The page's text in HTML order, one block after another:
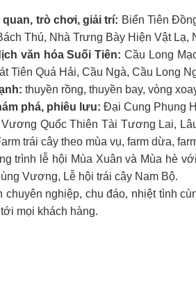
trò chơi, giải trí: Biển Tiên
Thú, Nhà Trưng Bày Hiện Vật Lạ,
văn hóa Suối Tiên: Cầu Long
Tiên Quá Hải, Cầu Ngà, Cầu Long
thuyền rồng, thuyền bay, vòng
phá, phiêu lưu: Đại Cung Phụng
Vương Quốc Thiên Tài Tương Lai,
trái cây theo mùa vụ, farm dừa,
trình lễ hội Mùa Xuân và Mùa hè
Vương, Lễ hội trái cây Nam Bộ.
chuyên nghiệp, chu đáo, nhiệt tình
mọi khách hàng.